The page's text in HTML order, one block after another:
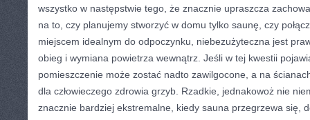
wszystko w następstwie tego, że znacznie upraszcza
na to, czy planujemy stworzyć w domu tylko saunę, czy
miejscem idealnym do odpoczynku, niebezużyteczna jest
obieg i wymiana powietrza wewnątrz. Jeśli w tej kwestii
pomieszczenie może zostać nadto zawilgocone, a na
dla człowieczego zdrowia grzyb. Rzadkie, jednakowoż nie
znacznie bardziej ekstremalne, kiedy sauna przegrzewa się,